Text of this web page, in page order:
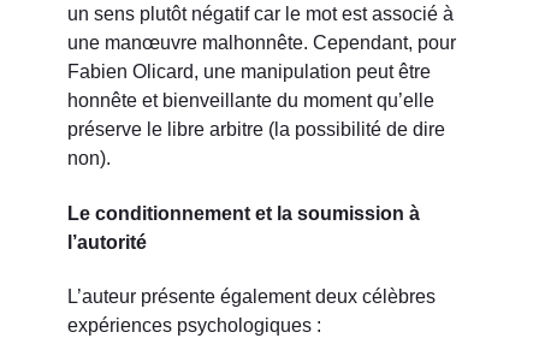
un sens plutôt négatif car le mot est associé à
une manœuvre malhonnête. Cependant, pour
Fabien Olicard, une manipulation peut être
honnête et bienveillante du moment qu’elle
préserve le libre arbitre (la possibilité de dire
non).
Le conditionnement et la soumission à
l’autorité
L’auteur présente également deux célèbres
expériences psychologiques :